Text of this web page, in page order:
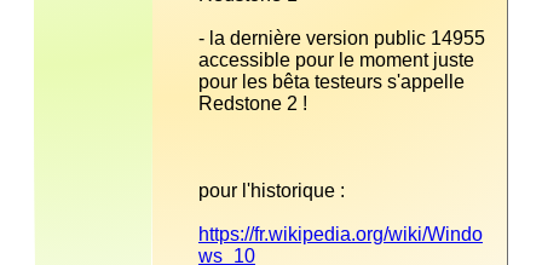
- la dernière version public 14955
accessible pour le moment juste
pour les bêta testeurs s'appelle
https://fr.wikipedia.org/wiki/Windo